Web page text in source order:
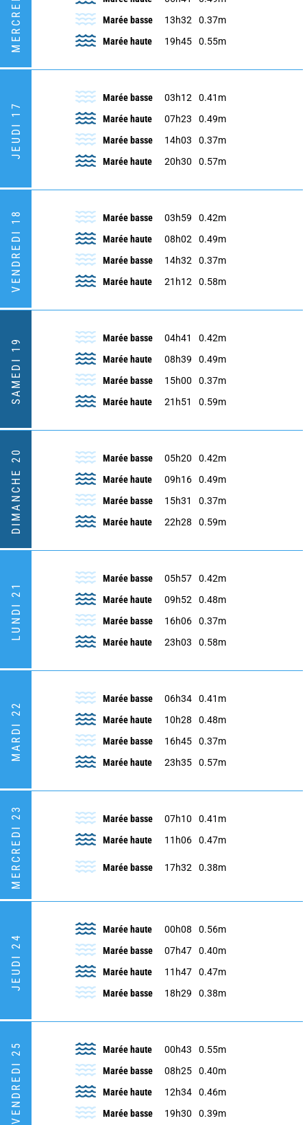
Marée basse
13h32
0.37m
Marée haute
19h45 0.55m
JEUDI 17
Marée basse 03h12
0.41m
Marée haute
07h23
0.49m
Marée basse
14h03
0.37m
Marée haute
20h30 0.57m
VENDREDI 18 Marée basse 03h59
0.42m
Marée haute
08h02
0.49m
Marée basse
14h32
0.37m
Marée haute
21h12 0.58m
SAMEDI 19 Marée basse 04h41
0.42m
Marée haute
08h39
0.49m
Marée basse
15h00
0.37m
Marée haute
21h51 0.59m
DIMANCHE 20 Marée basse 05h20
0.42m
Marée haute
09h16
0.49m
Marée basse
15h31
0.37m
Marée haute
22h28 0.59m
LUNDI 21
Marée basse 05h57
0.42m
Marée haute
09h52
0.48m
Marée basse
16h06
0.37m
Marée haute
23h03 0.58m
MARDI 22
Marée basse 06h34
0.41m
Marée haute
10h28
0.48m
Marée basse
16h45
0.37m
Marée haute
23h35 0.57m
MERCREDI 23 Marée basse 07h10
0.41m
Marée haute
11h06 0.47m
Marée basse 17h32 0.38m
JEUDI 24
Marée haute 00h08
0.56m
Marée basse
07h47
0.40m
Marée haute
11h47
0.47m
Marée basse
18h29 0.38m
VENDREDI 25 Marée haute 00h43
0.55m
Marée basse
08h25
0.40m
Marée haute
12h34
0.46m
Marée basse
19h30 0.39m